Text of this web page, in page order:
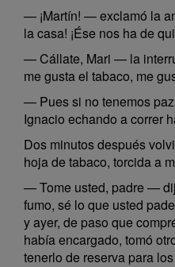
— ¡Martín! — exclamó la
la casa! ¡Ése nos ha de
— Cállate, Mari — la
me gusta el tabaco, me
— Pues si no tenemos
Ignacio echando a correr
Dos minutos después
hoja de tabaco, torcida a
— Tome usted, padre —
fumo, sé lo que usted
y ayer, de paso que
había encargado, tomó
tenerlo de reserva para